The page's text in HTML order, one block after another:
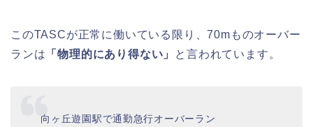
このTASCが正常に働いている限り、70mものオーバー
ランは 「物理的にあり得ない」 と言われています。
向ヶ丘遊園駅で通勤急行オーバーラン